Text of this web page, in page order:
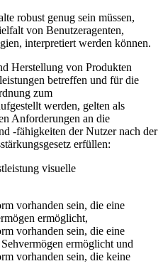
robust genug sein müssen,
von Benutzeragenten,
interpretiert werden können.
Herstellung von Produkten
betreffen und für die
zum
werden, gelten als
Anforderungen an die
-fähigkeiten der Nutzer nach der
erfüllen:
visuelle
vorhanden sein, die eine
ermöglicht,
vorhanden sein, die eine
ermöglicht und
vorhanden sein, die keine